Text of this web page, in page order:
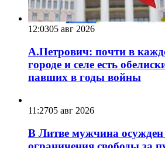
12:0305 авг 2026
А.Петрович: почти в
городе и селе есть
павших в годы войны
11:2705 авг 2026
В Литве мужчина осужден